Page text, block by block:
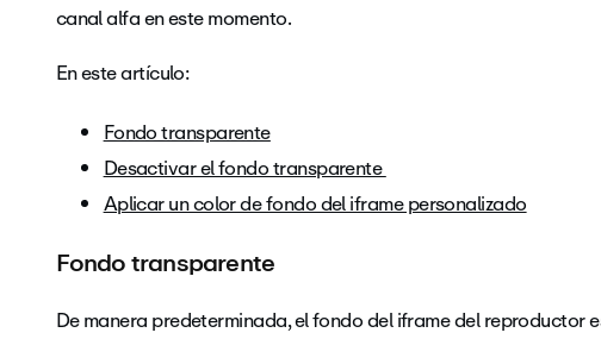
canal alfa en este momento.
En este artículo:
Fondo transparente
Desactivar el fondo transparente
Aplicar un color de fondo del iframe personalizado
Fondo transparente
De manera predeterminada, el fondo del iframe del reproductor